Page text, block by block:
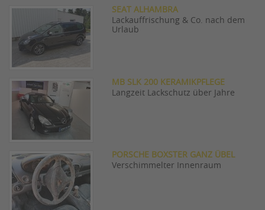
SEAT ALHAMBRA
Lackauffrischung & Co. nach dem
Urlaub
MB SLK 200 KERAMIKPFLEGE
Langzeit Lackschutz über Jahre
PORSCHE BOXSTER GANZ ÜBEL
Verschimmelter Innenraum